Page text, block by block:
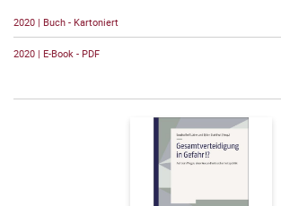
2020 | Buch - Kartoniert
2020 | E-Book - PDF